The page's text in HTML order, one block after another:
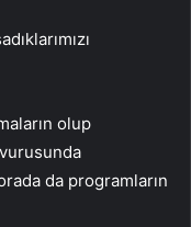
olup
da programların